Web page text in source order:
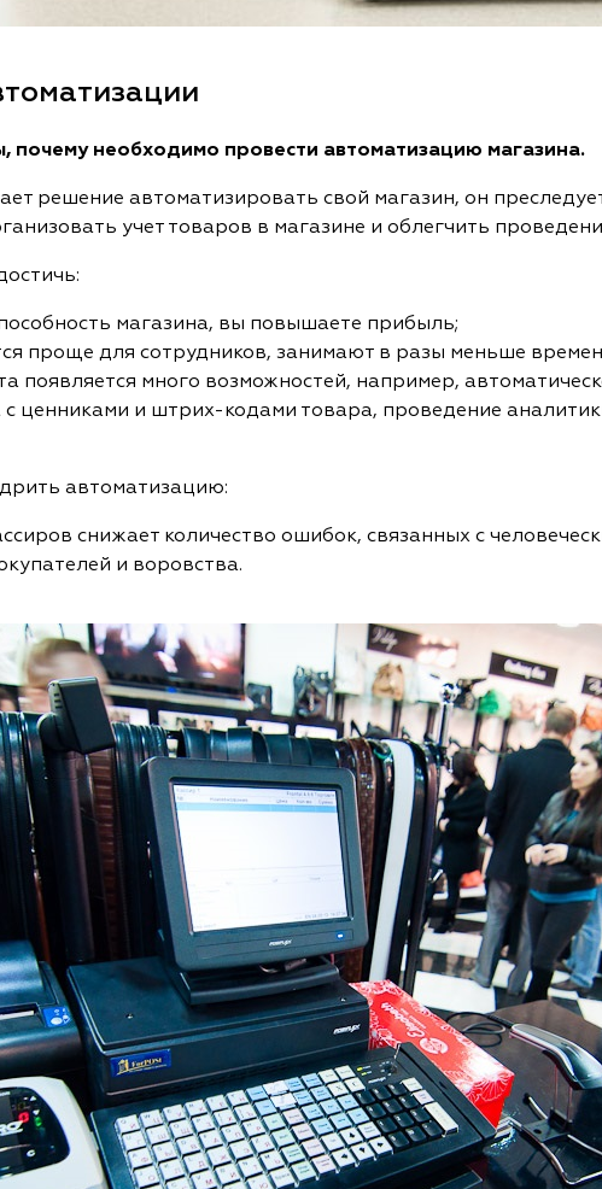
почему необходимо провести автоматизацию магазина.
решение автоматизировать свой магазин, он
учет товаров в магазине и облегчить
магазина, вы повышаете прибыль;
проще для сотрудников, занимают в разы меньше
появляется много возможностей, например,
с ценниками и штрих-кодами товара, проведение
автоматизацию:
снижает количество ошибок, связанных с
и воровства.